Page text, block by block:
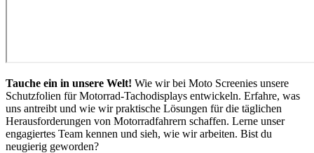
Tauche ein in unsere Welt! Wie wir bei Moto Screenies unsere
Schutzfolien für Motorrad-Tachodisplays entwickeln. Erfahre, was
uns antreibt und wie wir praktische Lösungen für die täglichen
Herausforderungen von Motorradfahrern schaffen. Lerne unser
engagiertes Team kennen und sieh, wie wir arbeiten. Bist du
neugierig geworden?